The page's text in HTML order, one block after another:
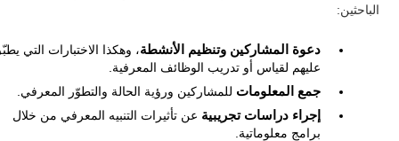
الباحثين:
دعوة المشاركين وتنظيم الأنشطة، وهكذا الاختبارات التي
عليهم لقياس أو تدريب الوظائف المعرفية.
جمع المعلومات للمشاركين ورؤية الحالة والتطوّر المعرفي.
إجراء دراسات تجريبية عن تأثيرات التنبيه المعرفي من خلال
برامج معلوماتية.